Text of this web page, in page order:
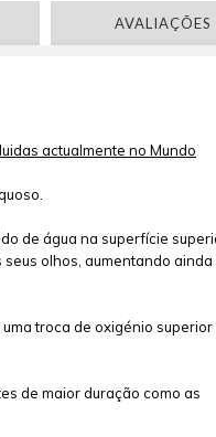
AVALIAÇÕES
actualmente no Mundo
de água na superfície
olhos, aumentando ainda
troca de oxigénio superior
de maior duração como as